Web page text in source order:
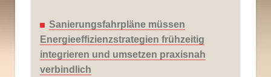
Sanierungsfahrpläne müssen
Energieeffizienzstrategien frühzeitig
integrieren und umsetzen praxisnah
verbindlich